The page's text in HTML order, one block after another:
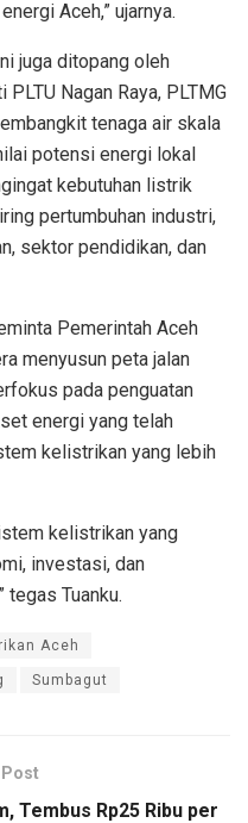
Aceh,” ujarnya.
juga ditopang oleh
Nagan Raya, PLTMG
tenaga air skala
potensi energi lokal
kebutuhan listrik
pertumbuhan industri,
sektor pendidikan, dan
Pemerintah Aceh
menyusun peta jalan
pada penguatan
energi yang telah
kelistrikan yang lebih
kelistrikan yang
investasi, dan
tegas Tuanku.
Aceh
Sumbagut
Tembus Rp25 Ribu per